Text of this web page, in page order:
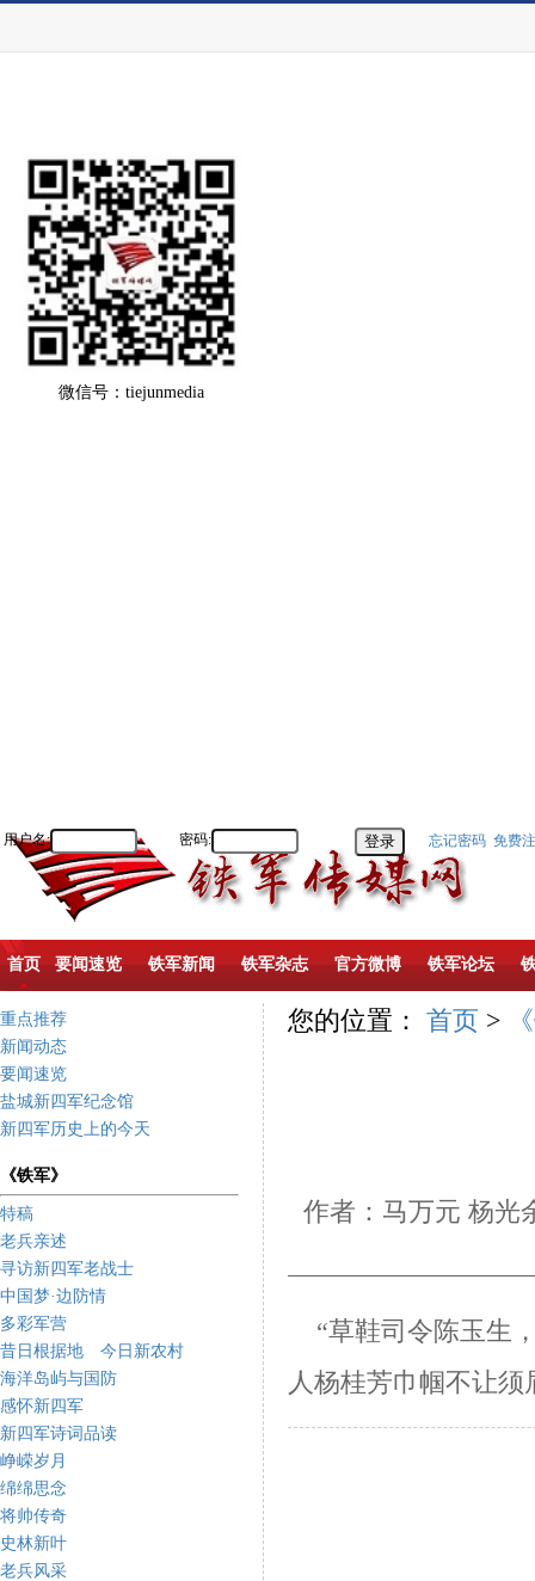
微信号：tiejunmedia
用户名: 密码: 忘记密码 免费
首页 要闻速览 铁军新闻 铁军杂志 官方微博 铁军论坛
重点推荐
新闻动态
要闻速览
盐城新四军纪念馆
新四军历史上的今天
《铁军》
特稿
老兵亲述
寻访新四军老战士
中国梦·边防情
多彩军营
昔日根据地 今日新农村
海洋岛屿与国防
感怀新四军
新四军诗词品读
峥嵘岁月
绵绵思念
将帅传奇
史林新叶
老兵风采
您的位置： 首页 >
作者：马万元 杨
“草鞋司令陈玉生
人杨桂芳巾帼不让须